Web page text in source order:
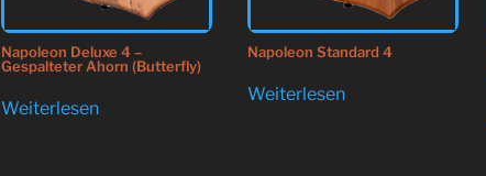
Napoleon Deluxe 4 –
Gespalteter Ahorn (Butterfly)
Weiterlesen
Napoleon Standard 4
Weiterlesen